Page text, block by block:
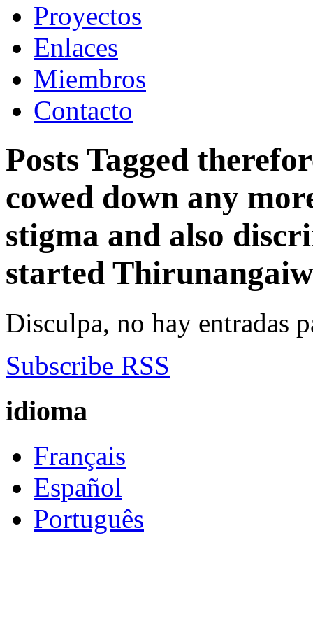
Proyectos
Enlaces
Miembros
Contacto
Posts Tagged
cowed down any
stigma and also
started
Disculpa, no hay entradas
Subscribe RSS
idioma
Français
Español
Português